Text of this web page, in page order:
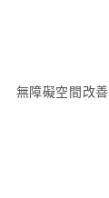
無障礙空間改善